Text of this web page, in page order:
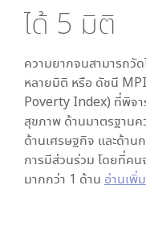
ได้ 5 มิติ
ความยากจนสามารถวั
หลายมิติ หรือ ดัชนี
Poverty Index) ที่พิจ
สุขภาพ ด้านมาตรฐาน
ด้านเศรษฐกิจ และด้าน
การมีส่วนร่วม โดยที่ค
มากกว่า 1 ด้าน อ่านเพิ่